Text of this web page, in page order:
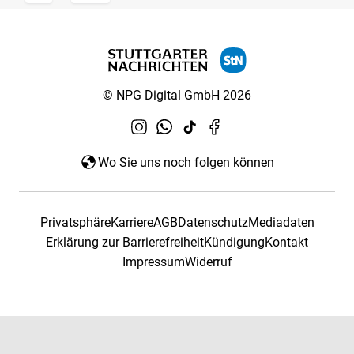
© NPG Digital GmbH 2026
Wo Sie uns noch folgen können
PrivatsphäreKarriereAGBDatenschutzMediadaten
Erklärung zur BarrierefreiheitKündigungKontakt
ImpressumWiderruf